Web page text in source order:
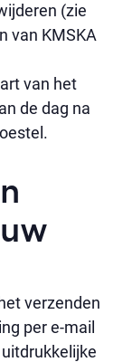
(zie
van KMSKA
van het
de dag na
verzenden
per e-mail